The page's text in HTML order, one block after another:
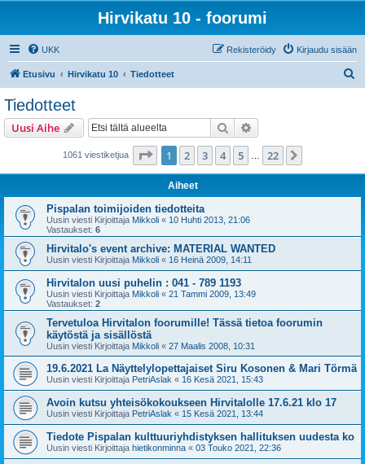
Hirvikatu 10 - foorumi
UKK Kirjaudu sisään
Rekisteröidy
Etusivu Hirvikatu 10 Tiedotteet
Tiedotteet
Uusi Aihe Etsi
1061 viestiketjua Sivu /22
1 2 3 4 5 22
Aiheet
Pispalan toimijoiden tiedotteita
Uusin viesti Kirjoittaja Mikkoli « 10 Huhti 2013, 21:06
Vastaukset: 6
Hirvitalo's event archive: MATERIAL WANTED
Uusin viesti Kirjoittaja Mikkoli « 16 Heinä 2009, 14:11
Hirvitalon uusi puhelin : 041 - 789 1193
Uusin viesti Kirjoittaja Mikkoli « 21 Tammi 2009, 13:49
Vastaukset: 2
Tervetuloa Hirvitalon foorumille! Tässä tietoa foorumin
käytöstä ja sisällöstä
Uusin viesti Kirjoittaja Mikkoli « 27 Maalis 2008, 10:31
19.6.2021 La Näyttelylopettajaiset Siru Kosonen & Mari Törmä
Uusin viesti Kirjoittaja PetriAslak « 16 Kesä 2021, 15:43
Avoin kutsu yhteisökokoukseen Hirvitalolle 17.6.21 klo 17
Uusin viesti Kirjoittaja PetriAslak « 15 Kesä 2021, 13:44
Tiedote Pispalan kulttuuriyhdistyksen hallituksen uudesta ko
Uusin viesti Kirjoittaja hietikonminna « 03 Touko 2021, 22:36